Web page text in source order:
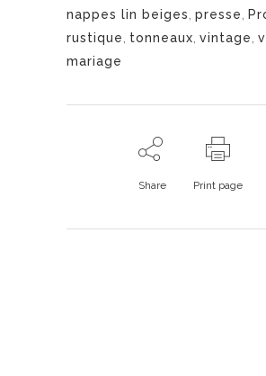
nappes lin beiges, presse,
rustique, tonneaux, vintage,
mariage
Share Print page